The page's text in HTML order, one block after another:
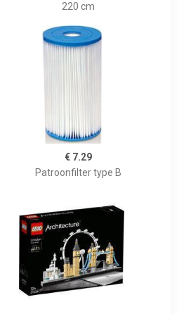
220 cm
€ 7.29
Patroonfilter type B